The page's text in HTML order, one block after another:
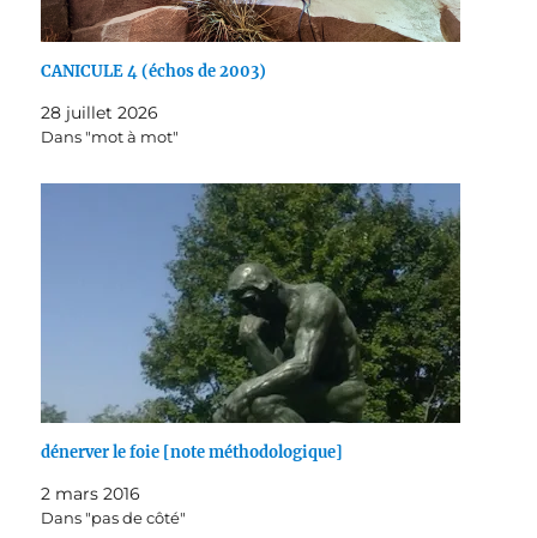
CANICULE 4 (échos de 2003)
28 juillet 2026
Dans "mot à mot"
dénerver le foie [note méthodologique]
2 mars 2016
Dans "pas de côté"